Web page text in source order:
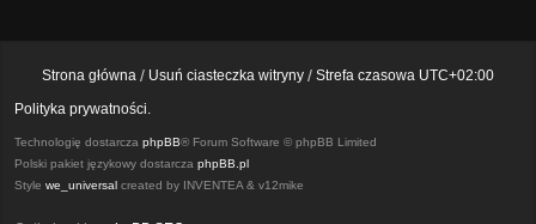
Strona główna Usuń ciasteczka witryny Strefa czasowa UTC+02:00
Polityka prywatności.
Technologię dostarcza phpBB® Forum Software © phpBB Limited
Polski pakiet językowy dostarcza phpBB.pl
Style we_universal created by INVENTEA & v12mike